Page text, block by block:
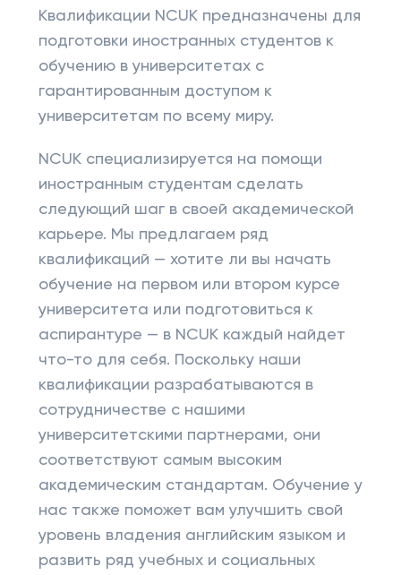
Квалификации NCUK предназначены для
подготовки иностранных студентов к
обучению в университетах с
гарантированным доступом к
университетам по всему миру.
NCUK специализируется на помощи
иностранным студентам сделать
следующий шаг в своей академической
карьере. Мы предлагаем ряд
квалификаций — хотите ли вы начать
обучение на первом или втором курсе
университета или подготовиться к
аспирантуре — в NCUK каждый найдет
что-то для себя. Поскольку наши
квалификации разрабатываются в
сотрудничестве с нашими
университетскими партнерами, они
соответствуют самым высоким
академическим стандартам. Обучение у
нас также поможет вам улучшить свой
уровень владения английским языком и
развить ряд учебных и социальных